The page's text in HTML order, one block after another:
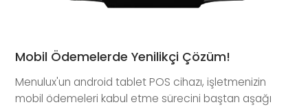
Mobil Ödemelerde Yenilikçi Çözüm!
Menulux'un android tablet POS cihazı, işletmenizin
mobil ödemeleri kabul etme sürecini baştan aşağı